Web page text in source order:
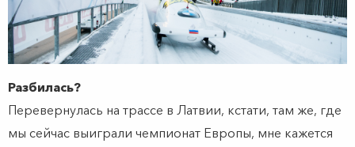
Разбилась?
Перевернулась на трассе в Латвии, кстати, там же, где
мы сейчас выиграли чемпионат Европы, мне кажется